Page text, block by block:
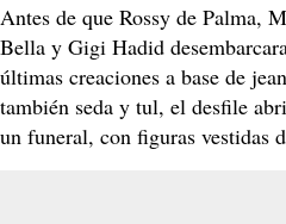
Antes de que Rossy de Palma,
Bella y Gigi Hadid
últimas creaciones a base de
también seda y tul, el desfile
un funeral, con figuras vestidas